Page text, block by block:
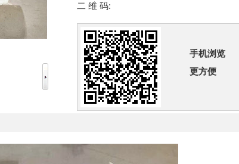
二 维 码:
手机浏览
更方便